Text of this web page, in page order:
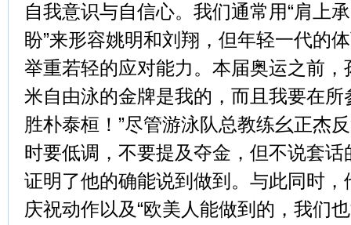
自我意识与自信心。我们通常用“肩上
盼”来形容姚明和刘翔，但年轻一代的
举重若轻的应对能力。本届奥运之前，
米自由泳的金牌是我的，而且我要在
胜朴泰桓！”尽管游泳队总教练幺正杰
时要低调，不要提及夺金，但不说套
证明了他的确能说到做到。与此同时
庆祝动作以及“欧美人能做到的，我们